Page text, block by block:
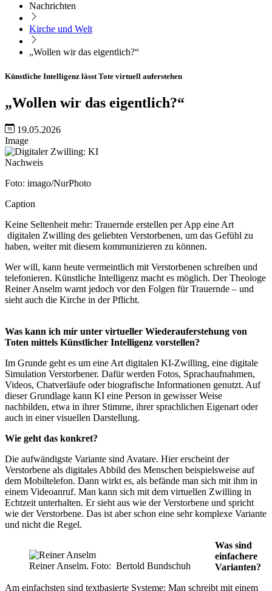
Nachrichten
Kirche und Welt
„Wollen wir das eigentlich?“
Künstliche Intelligenz lässt Tote virtuell auferstehen
„Wollen wir das eigentlich?“
19.05.2026
Image
Nachweis
Foto: imago/NurPhoto
Caption
Keine Seltenheit mehr: Trauernde erstellen per App eine Art
digitalen Zwilling des geliebten Verstorbenen, um das Gefühl zu
haben, weiter mit diesem kommunizieren zu können.
Wer will, kann heute vermeintlich mit Verstorbenen schreiben und
telefonieren. Künstliche Intelligenz macht es möglich. Der Theologe
Reiner Anselm warnt jedoch vor den Folgen für Trauernde – und
sieht auch die Kirche in der Pflicht.
Was kann ich mir unter virtueller Wiederauferstehung von
Toten mittels Künstlicher Intelligenz vorstellen?
Im Grunde geht es um eine Art digitalen KI-Zwilling, eine digitale
Simulation Verstorbener. Dafür werden Fotos, Sprachaufnahmen,
Videos, Chatverläufe oder biografische Informationen genutzt. Auf
dieser Grundlage kann KI eine Person in gewisser Weise
nachbilden, etwa in ihrer Stimme, ihrer sprachlichen Eigenart oder
auch in einer visuellen Darstellung.
Wie geht das konkret?
Die aufwändigste Variante sind Avatare. Hier erscheint der
Verstorbene als digitales Abbild des Menschen beispielsweise auf
dem Mobiltelefon. Dann wirkt es, als befände man sich mit ihm in
einem Videoanruf. Man kann sich mit dem virtuellen Zwilling in
Echtzeit unterhalten. Er sieht aus wie der Verstorbene und spricht
wie der Verstorbene. Das ist aber schon eine sehr komplexe Variante
und nicht die Regel.
Reiner Anselm. Foto: Bertold Bundschuh
Was sind
einfachere
Varianten?
Am einfachsten sind textbasierte Systeme: Man schreibt mit einem